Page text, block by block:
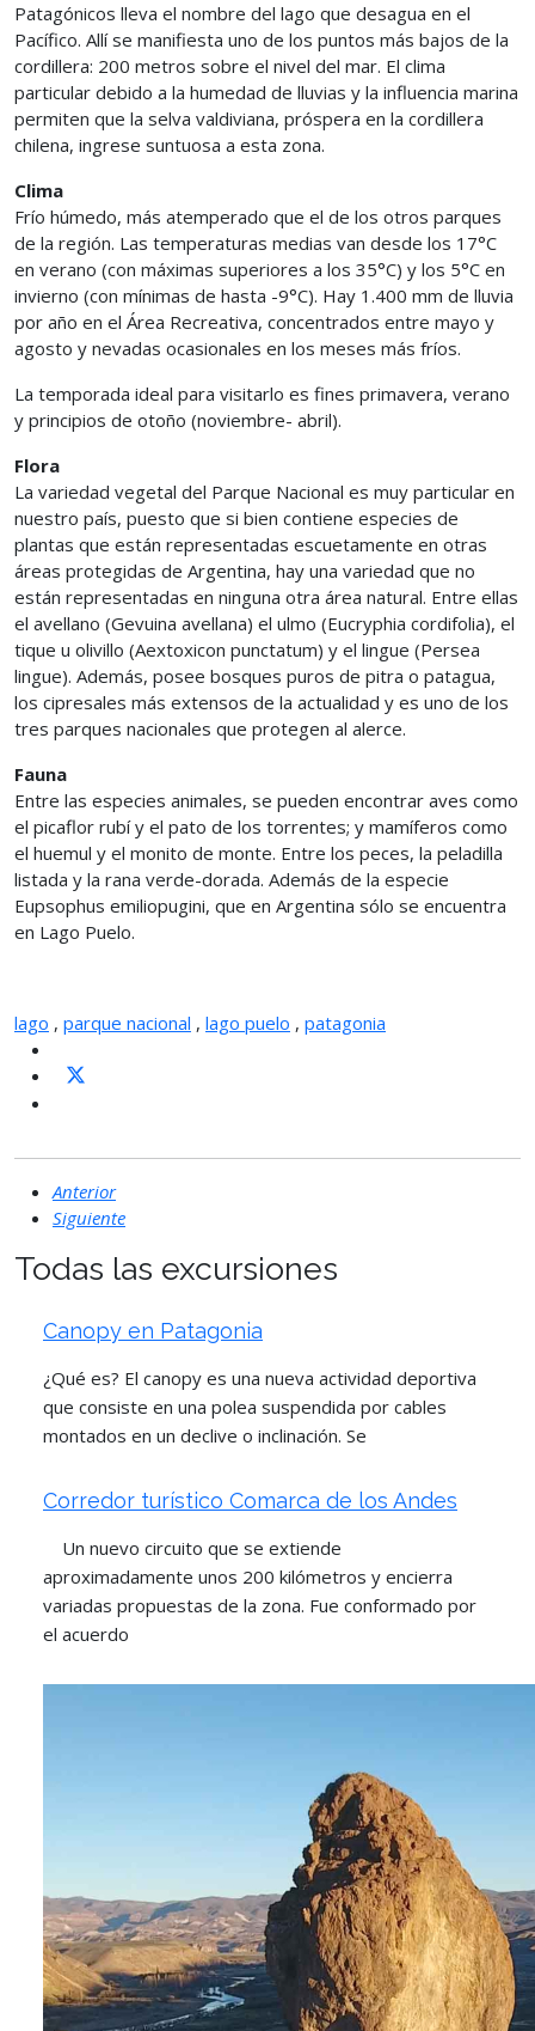
Patagónicos lleva el nombre del lago que desagua en el
Pacífico. Allí se manifiesta uno de los puntos más bajos de la
cordillera: 200 metros sobre el nivel del mar. El clima
particular debido a la humedad de lluvias y la influencia marina
permiten que la selva valdiviana, próspera en la cordillera
chilena, ingrese suntuosa a esta zona.
Clima
Frío húmedo, más atemperado que el de los otros parques
de la región. Las temperaturas medias van desde los 17°C
en verano (con máximas superiores a los 35°C) y los 5°C en
invierno (con mínimas de hasta -9°C). Hay 1.400 mm de lluvia
por año en el Área Recreativa, concentrados entre mayo y
agosto y nevadas ocasionales en los meses más fríos.
La temporada ideal para visitarlo es fines primavera, verano
y principios de otoño (noviembre- abril).
Flora
La variedad vegetal del Parque Nacional es muy particular en
nuestro país, puesto que si bien contiene especies de
plantas que están representadas escuetamente en otras
áreas protegidas de Argentina, hay una variedad que no
están representadas en ninguna otra área natural. Entre ellas
el avellano (Gevuina avellana) el ulmo (Eucryphia cordifolia), el
tique u olivillo (Aextoxicon punctatum) y el lingue (Persea
lingue). Además, posee bosques puros de pitra o patagua,
los cipresales más extensos de la actualidad y es uno de los
tres parques nacionales que protegen al alerce.
Fauna
Entre las especies animales, se pueden encontrar aves como
el picaflor rubí y el pato de los torrentes; y mamíferos como
el huemul y el monito de monte. Entre los peces, la peladilla
listada y la rana verde-dorada. Además de la especie
Eupsophus emiliopugini, que en Argentina sólo se encuentra
en Lago Puelo.
lago , parque nacional , lago puelo , patagonia
Anterior
Siguiente
Todas las excursiones
Canopy en Patagonia
¿Qué es? El canopy es una nueva actividad deportiva
que consiste en una polea suspendida por cables
montados en un declive o inclinación. Se
Corredor turístico Comarca de los Andes
Un nuevo circuito que se extiende
aproximadamente unos 200 kilómetros y encierra
variadas propuestas de la zona. Fue conformado por
el acuerdo